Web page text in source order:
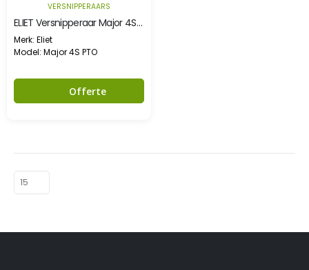
VERSNIPPERAARS
ELIET Versnipperaar Major 4S aftakas
Merk: Eliet
Model: Major 4S PTO
Offerte